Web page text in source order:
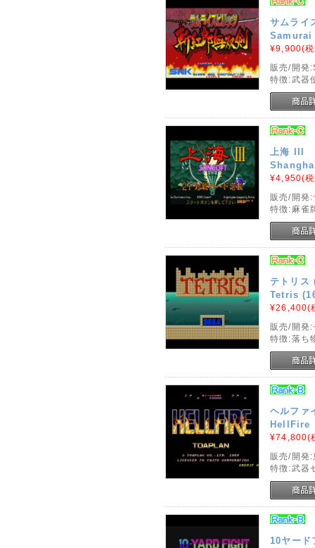
サムライ
¥9,900(
販売/開発
特徴:武器
上海 III
¥4,950(
販売/開発
特徴:麻雀
テトリス
Tetris
¥26,400(
販売/開発:
特徴:落ち
ヘルファ
HellFire
¥74,800(
販売/開発:
特徴:武器
10ヤード